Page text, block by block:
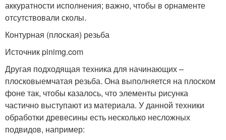
аккуратности исполнения; важно, чтобы в орнаменте
отсутствовали сколы.
Контурная (плоская) резьба
Источник pinimg.com
Другая подходящая техника для начинающих –
плосковыемчатая резьба. Она выполняется на плоском
фоне так, чтобы казалось, что элементы рисунка
частично выступают из материала. У данной техники
обработки древесины есть несколько несложных
подвидов, например: